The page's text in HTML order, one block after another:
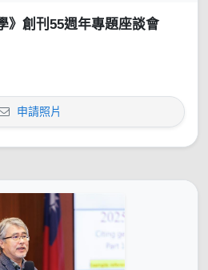
》創刊55週年專題座談會
申請照片